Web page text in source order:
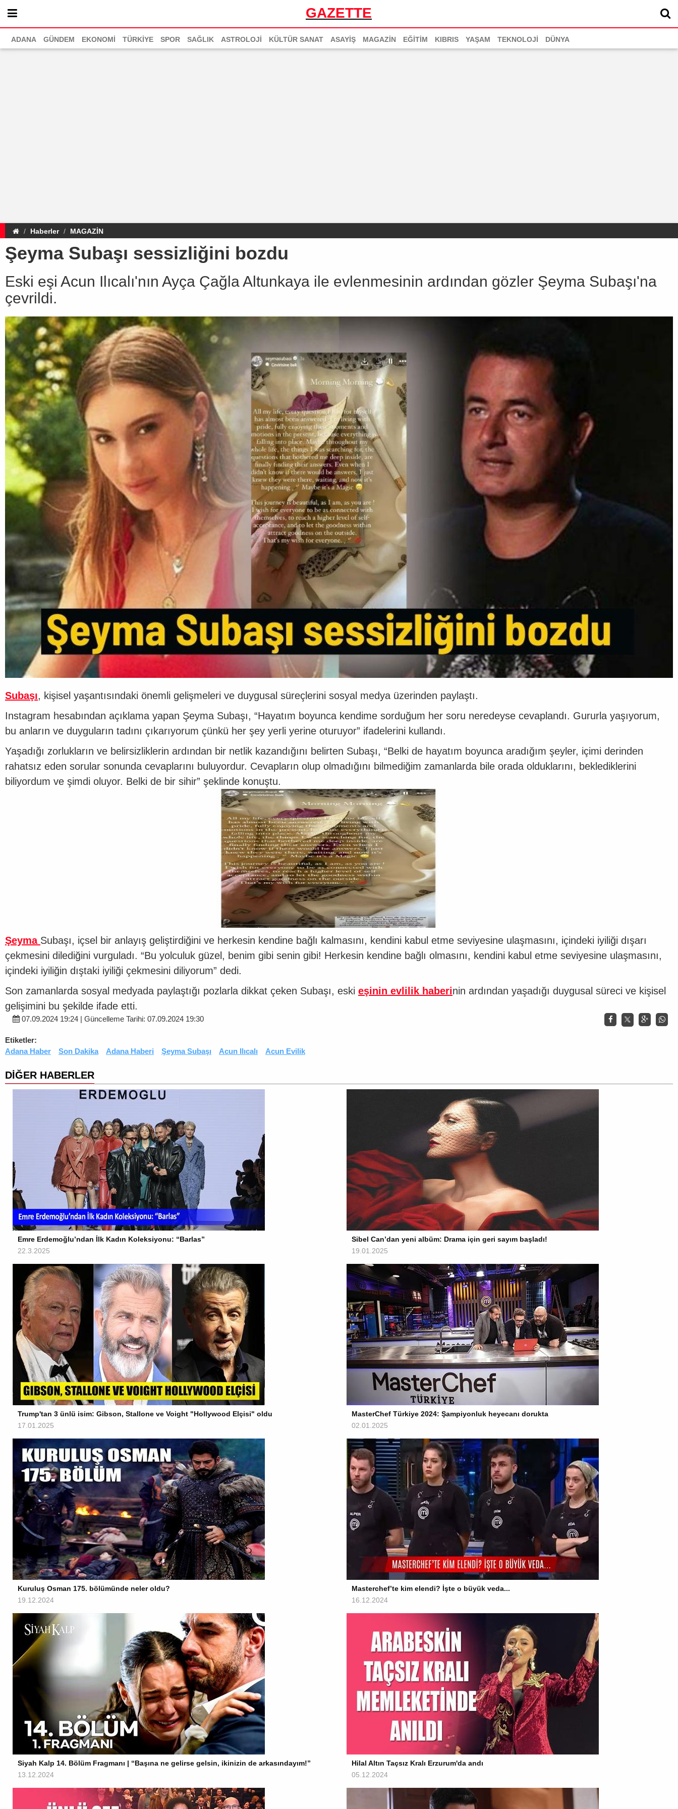
GAZETTE
ADANA GÜNDEM EKONOMİ TÜRKİYE SPOR SAĞLIK ASTROLOJİ KÜLTÜR SANAT ASAYİŞ MAGAZİN EĞİTİM KIBRIS YAŞAM TEKNOLOJİ DÜNYA
Haberler MAGAZİN
Şeyma Subaşı sessizliğini bozdu
Eski eşi Acun Ilıcalı'nın Ayça Çağla Altunkaya ile evlenmesinin ardından gözler Şeyma Subaşı'na
çevrildi.
Subaşı, kişisel yaşantısındaki önemli gelişmeleri ve duygusal süreçlerini sosyal medya üzerinden paylaştı.
Instagram hesabından açıklama yapan Şeyma Subaşı, “Hayatım boyunca kendime sorduğum her soru neredeyse cevaplandı. Gururla yaşıyorum,
bu anların ve duyguların tadını çıkarıyorum çünkü her şey yerli yerine oturuyor” ifadelerini kullandı.
Yaşadığı zorlukların ve belirsizliklerin ardından bir netlik kazandığını belirten Subaşı, “Belki de hayatım boyunca aradığım şeyler, içimi derinden
rahatsız eden sorular sonunda cevaplarını buluyordur. Cevapların olup olmadığını bilmediğim zamanlarda bile orada olduklarını, beklediklerini
biliyordum ve şimdi oluyor. Belki de bir sihir” şeklinde konuştu.
Şeyma Subaşı, içsel bir anlayış geliştirdiğini ve herkesin kendine bağlı kalmasını, kendini kabul etme seviyesine ulaşmasını, içindeki iyiliği dışarı
çekmesini dilediğini vurguladı. “Bu yolculuk güzel, benim gibi senin gibi! Herkesin kendine bağlı olmasını, kendini kabul etme seviyesine ulaşmasını,
içindeki iyiliğin dıştaki iyiliği çekmesini diliyorum” dedi.
Son zamanlarda sosyal medyada paylaştığı pozlarla dikkat çeken Subaşı, eski eşinin evlilik haberinin ardından yaşadığı duygusal süreci ve kişisel
gelişimini bu şekilde ifade etti.
07.09.2024 19:24 | Güncelleme Tarihi: 07.09.2024 19:30
Etiketler:
Adana Haber
Son Dakika Adana Haberi Şeyma Subaşı Acun Ilıcalı Acun Evilik
DİĞER HABERLER
Emre Erdemoğlu’ndan İlk Kadın Koleksiyonu: “Barlas”
22.3.2025
Sibel Can’dan yeni albüm: Drama için geri sayım başladı!
19.01.2025
Trump'tan 3 ünlü isim: Gibson, Stallone ve Voight "Hollywood Elçisi" oldu
17.01.2025
MasterChef Türkiye 2024: Şampiyonluk heyecanı dorukta
02.01.2025
Kuruluş Osman 175. bölümünde neler oldu?
19.12.2024
Masterchef’te kim elendi? İşte o büyük veda...
16.12.2024
Siyah Kalp 14. Bölüm Fragmanı | “Başına ne gelirse gelsin, ikinizin de arkasındayım!”
13.12.2024
Hilal Altın Taçsız Kralı Erzurum'da andı
05.12.2024